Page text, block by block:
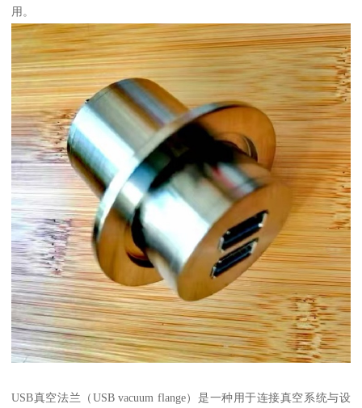
用。
USB真空法兰（USB vacuum flange）是一种用于连接真空系统与设